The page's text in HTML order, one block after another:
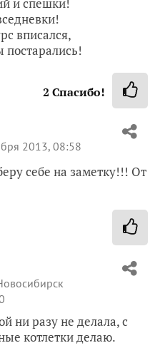
вписался,
постарались!
2 Спасибо!
2013, 08:58
себе на заметку!!! От
ни разу не делала, с
котлетки делаю.